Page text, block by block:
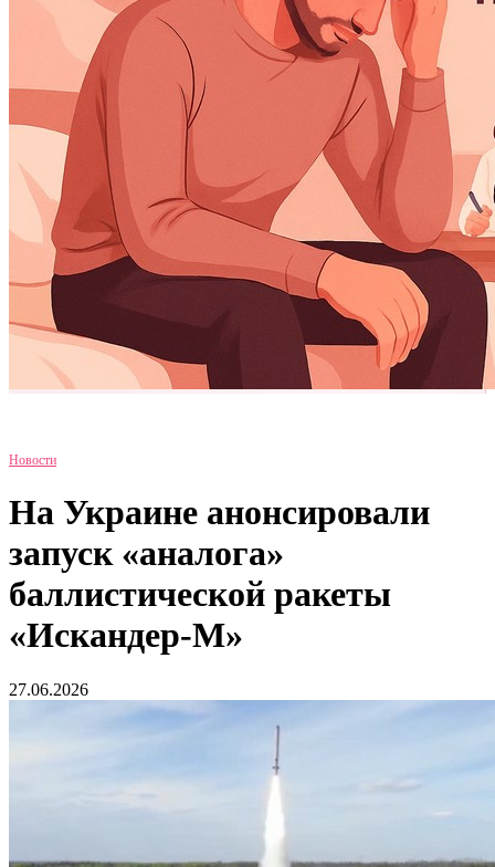
Новости
На Украине анонсировали
запуск «аналога»
баллистической ракеты
«Искандер-М»
27.06.2026